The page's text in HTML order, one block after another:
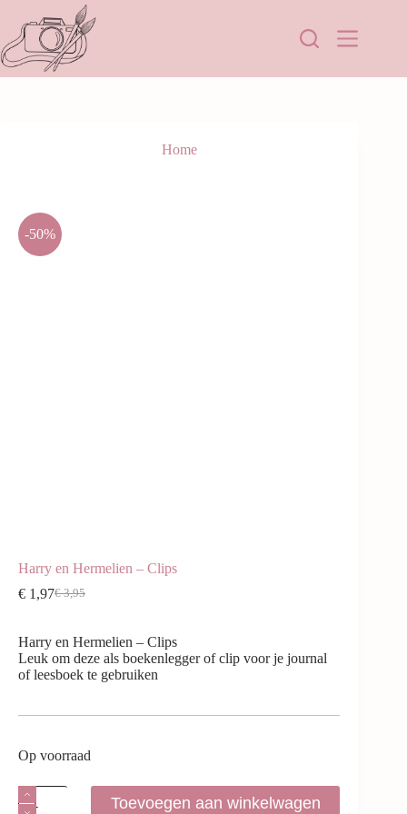
Home
-50%
Harry en Hermelien – Clips
€3,95
€ 1,97
Harry en Hermelien – Clips
Leuk om deze als boekenlegger of clip voor je journal
of leesboek te gebruiken
Op voorraad
Toevoegen aan winkelwagen